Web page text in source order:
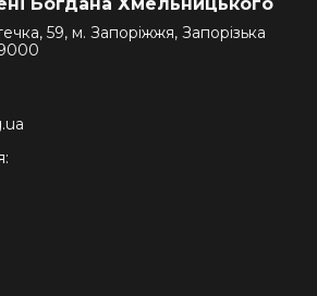
59, м. Запоріжжя, Запорізька